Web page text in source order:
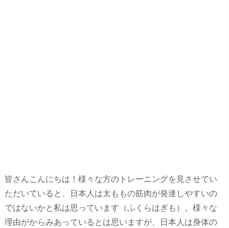
皆さんこんにちは！様々な方のトレーニングを見させてい
ただいていると、日本人は太ももの筋肉が発達しやすいの
ではないかと私は思っています（ふくらはぎも）。様々な
理由がからみあっているとは思いますが、日本人は身体の